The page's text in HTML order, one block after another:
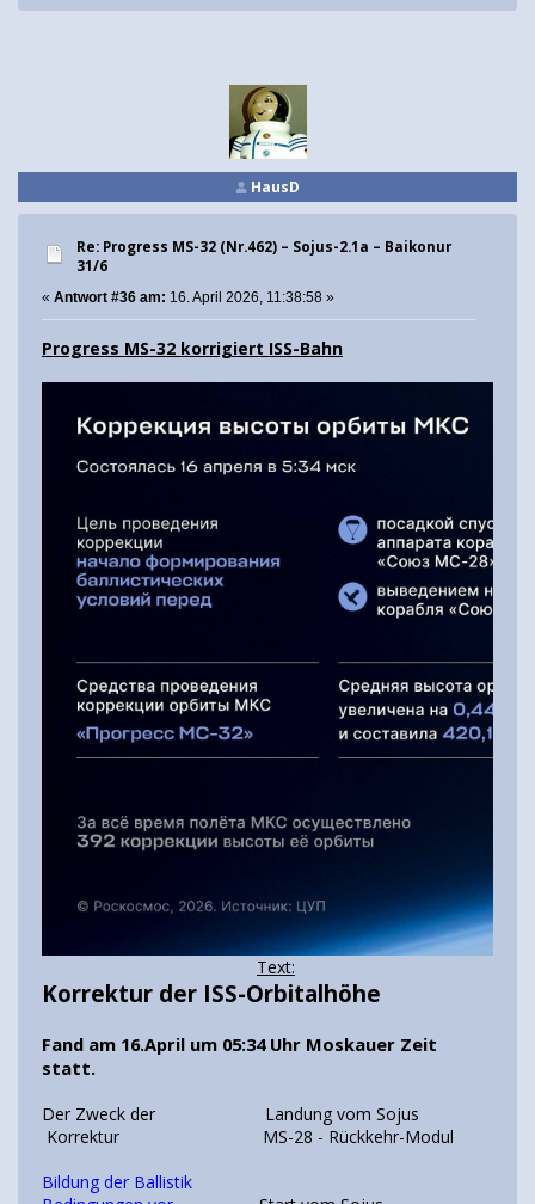
HausD
Re: Progress MS-32 (Nr.462) – Sojus-2.1а – Baikonur
31/6
« Antwort #36 am: 16. April 2026, 11:38:58 »
Progress MS-32 korrigiert ISS-Bahn
Text:
Korrektur der ISS-Orbitalhöhe
Fand am 16.April um 05:34 Uhr Moskauer Zeit
statt.
Der Zweck der Landung vom Sojus
Korrektur MS-28 - Rückkehr-Modul
Bildung der Ballistik